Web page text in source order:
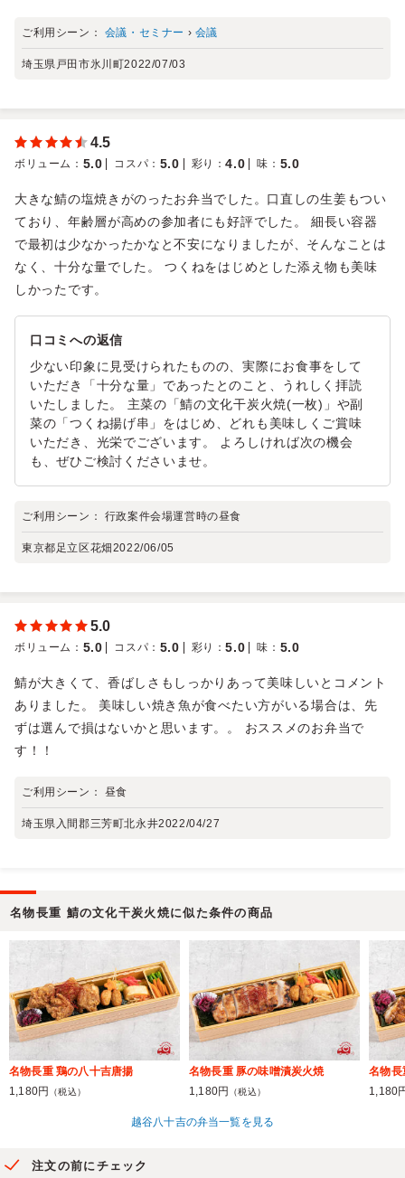
ご利用シーン： 会議・セミナー › 会議
埼玉県戸田市氷川町2022/07/03
4.5
ボリューム ： 5.0 コスパ ： 5.0 彩り ：4.0 味 ： 5.0
大きな鯖の塩焼きがのったお弁当でした。口直しの生姜もつい
ており、年齢層が高めの参加者にも好評でした。 細長い容器
で最初は少なかったかなと不安になりましたが、そんなことは
なく、十分な量でした。 つくねをはじめとした添え物も美味
しかったです。
口コミへの返信
少ない印象に見受けられたものの、実際にお食事をして
いただき「十分な量」であったとのこと、うれしく拝読
いたしました。 主菜の「鯖の文化干炭火焼(一枚)」や副
菜の「つくね揚げ串」をはじめ、どれも美味しくご賞味
いただき、光栄でございます。 よろしければ次の機会
も、ぜひご検討くださいませ。
ご利用シーン： 行政案件会場運営時の昼食
東京都足立区花畑2022/06/05
5.0
ボリューム ： 5.0 コスパ ： 5.0 彩り ：5.0 味 ： 5.0
鯖が大きくて、香ばしさもしっかりあって美味しいとコメント
ありました。 美味しい焼き魚が食べたい方がいる場合は、先
ずは選んで損はないかと思います。。 おススメのお弁当で
す！！
ご利用シーン： 昼食
埼玉県入間郡三芳町北永井2022/04/27
名物長重 鯖の文化干炭火焼に似た条件の商品
名物長重 鶏の八十吉唐揚
1,180円
（税込）
名物長重 豚の味噌漬炭火焼
1,180円
（税込）
名物長
1,180
越谷八十吉の弁当一覧を見る
注文の前にチェック